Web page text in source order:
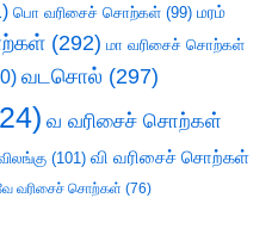
பொ வரிசைச் சொற்கள் (99) மரம்
(292) மா வரிசைச் சொற்கள்
வடசொல் (297)
வ வரிசைச் சொற்கள்
(101) வி வரிசைச் சொற்கள்
வரிசைச் சொற்கள் (76)